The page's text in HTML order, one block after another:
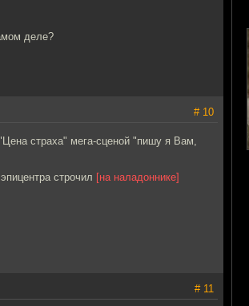
деле?
# 10
страха" мега-сценой "пишу я Вам,
строчил [на наладоннике]
# 11